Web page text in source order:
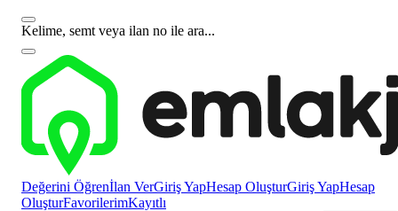
Kelime, semt veya ilan no ile ara...
Değerini Öğrenİlan VerGiriş YapHesap OluşturGiriş YapHesap
OluşturFavorilerimKayıtlı